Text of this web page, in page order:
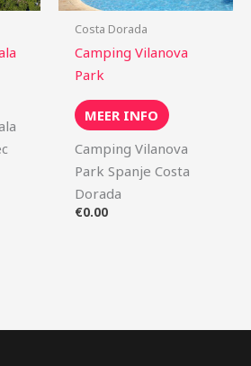
Costa Dorada
Camping Vilanova
Park
MEER INFO
Camping Vilanova
Park Spanje Costa
Dorada
€0.00